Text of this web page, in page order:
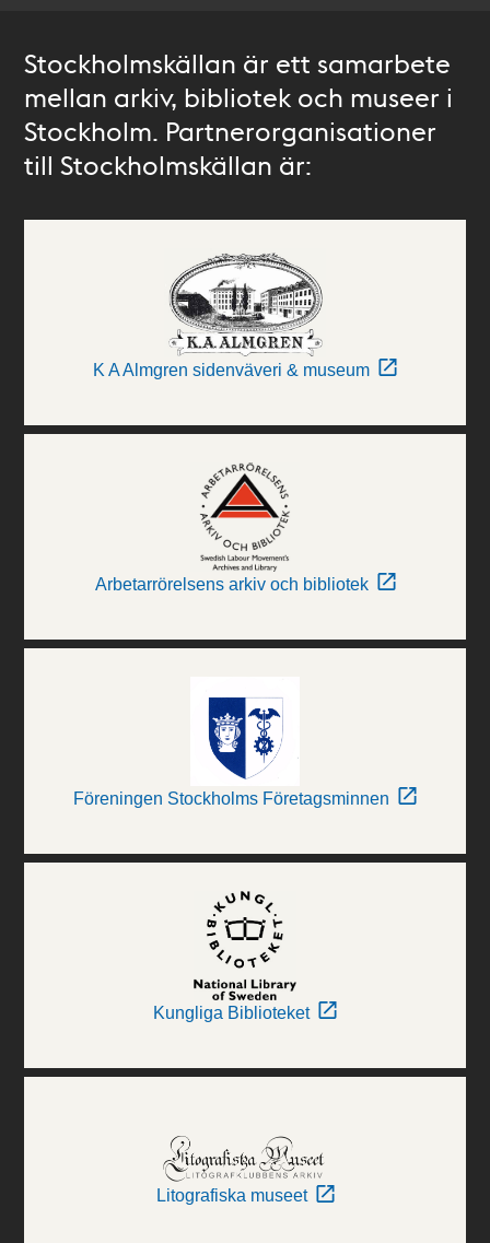
Stockholmskällan är ett samarbete
mellan arkiv, bibliotek och museer i
Stockholm. Partnerorganisationer
till Stockholmskällan är:
K A Almgren sidenväveri & museum
Arbetarrörelsens arkiv och bibliotek
Föreningen Stockholms Företagsminnen
Kungliga Biblioteket
Litografiska museet